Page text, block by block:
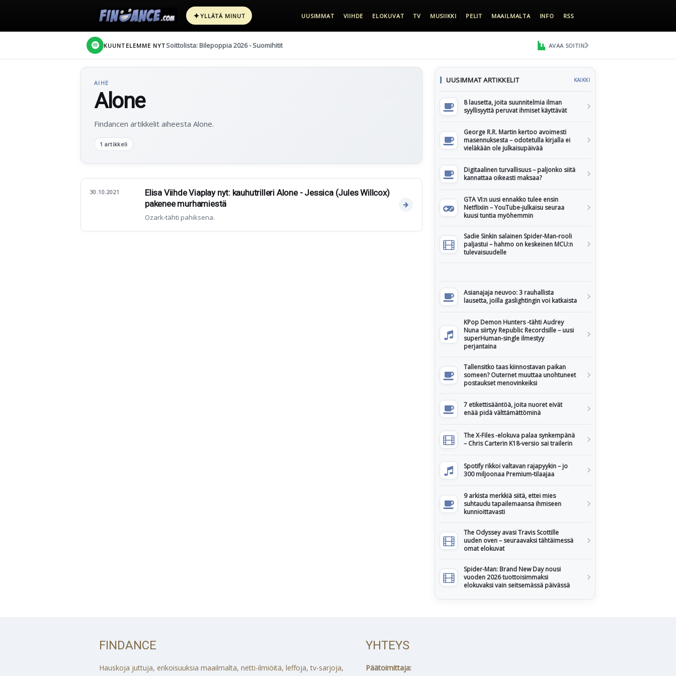
✦YLLÄTÄ MINUT UUSIMMAT VIIHDE ELOKUVAT TV MUSIIKKI PELIT MAAILMALTA INFO RSS
KUUNTELEMME NYT Soittolista: Bilepoppia 2026 - Suomihitit AVAA SOITIN
AIHE
Alone
Findancen artikkelit aiheesta Alone.
1 artikkeli
30.10.2021
Elisa Viihde Viaplay nyt: kauhutrilleri Alone - Jessica (Jules Willcox)
pakenee murhamiestä
Ozark-tähti pahiksena.
UUSIMMAT ARTIKKELIT KAIKKI
8 lausetta, joita suunnitelmia ilman
syyllisyyttä peruvat ihmiset käyttävät
George R.R. Martin kertoo avoimesti
masennuksesta – odotetulla kirjalla ei
vieläkään ole julkaisupäivää
Digitaalinen turvallisuus – paljonko siitä
kannattaa oikeasti maksaa?
GTA VI:n uusi ennakko tulee ensin
Netflixiin – YouTube-julkaisu seuraa
kuusi tuntia myöhemmin
Sadie Sinkin salainen Spider-Man-rooli
paljastui – hahmo on keskeinen MCU:n
tulevaisuudelle
Asianajaja neuvoo: 3 rauhallista
lausetta, joilla gaslightingin voi katkaista
KPop Demon Hunters -tähti Audrey
Nuna siirtyy Republic Recordsille – uusi
superHuman-single ilmestyy
perjantaina
Tallensitko taas kiinnostavan paikan
someen? Outernet muuttaa unohtuneet
postaukset menovinkeiksi
7 etikettisääntöä, joita nuoret eivät
enää pidä välttämättöminä
The X-Files -elokuva palaa synkempänä
– Chris Carterin K18-versio sai trailerin
Spotify rikkoi valtavan rajapyykin – jo
300 miljoonaa Premium-tilaajaa
9 arkista merkkiä siitä, ettei mies
suhtaudu tapailemaansa ihmiseen
kunnioittavasti
The Odyssey avasi Travis Scottille
uuden oven – seuraavaksi tähtäimessä
omat elokuvat
Spider-Man: Brand New Day nousi
vuoden 2026 tuottoisimmaksi
elokuvaksi vain seitsemässä päivässä
FINDANCE
Hauskoja juttuja, erikoisuuksia maailmalta, netti-ilmiöitä, leffoja, tv-sarjoja,
YHTEYS
Päätoimittaja: